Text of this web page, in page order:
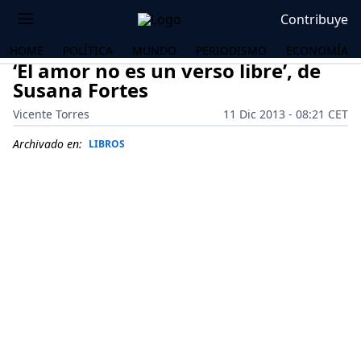
Contribuye
HOME POLÍTICA MUNDO PERIODISMO ECONOMÍA
‘El amor no es un verso libre’, de
Susana Fortes
Vicente Torres
11 Dic 2013 - 08:21 CET
Archivado en: LIBROS